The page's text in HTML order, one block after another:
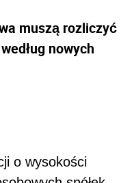
muszą rozliczyć
nowych
o wysokości